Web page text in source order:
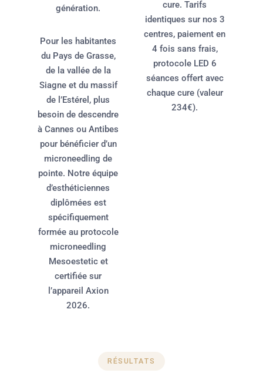
génération.
Pour les habitantes
du Pays de Grasse,
de la vallée de la
Siagne et du massif
de l’Estérel, plus
besoin de descendre
à Cannes ou Antibes
pour bénéficier d’un
microneedling de
pointe. Notre équipe
d’esthéticiennes
diplômées est
spécifiquement
formée au protocole
microneedling
Mesoestetic et
certifiée sur
l’appareil Axion
2026.
cure. Tarifs
identiques sur nos 3
centres, paiement en
4 fois sans frais,
protocole LED 6
séances offert avec
chaque cure (valeur
234€).
RÉSULTATS